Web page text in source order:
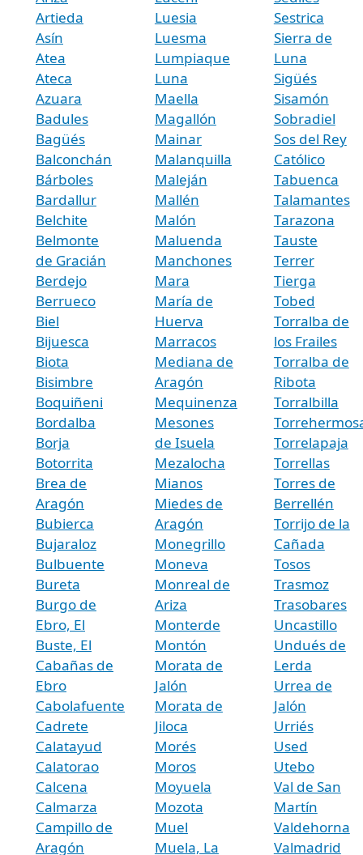
Artieda
Asín
Atea
Ateca
Azuara
Badules
Bagüés
Balconchán
Bárboles
Bardallur
Belchite
Belmonte
de Gracián
Berdejo
Berrueco
Biel
Bijuesca
Biota
Bisimbre
Boquiñeni
Bordalba
Borja
Botorrita
Brea de
Aragón
Bubierca
Bujaraloz
Bulbuente
Bureta
Burgo de
Ebro, El
Buste, El
Cabañas de
Ebro
Cabolafuente
Cadrete
Calatayud
Calatorao
Calcena
Calmarza
Campillo de
Aragón
Luesia
Luesma
Lumpiaque
Luna
Maella
Magallón
Mainar
Malanquilla
Maleján
Mallén
Malón
Maluenda
Manchones
Mara
María de
Huerva
Marracos
Mediana de
Aragón
Mequinenza
Mesones
de Isuela
Mezalocha
Mianos
Miedes de
Aragón
Monegrillo
Moneva
Monreal de
Ariza
Monterde
Montón
Morata de
Jalón
Morata de
Jiloca
Morés
Moros
Moyuela
Mozota
Muel
Muela, La
Sestrica
Sierra de
Luna
Sigüés
Sisamón
Sobradiel
Sos del Rey
Católico
Tabuenca
Talamantes
Tarazona
Tauste
Terrer
Tierga
Tobed
Torralba de
los Frailes
Torralba de
Ribota
Torralbilla
Torrelapaja
Torrellas
Torres de
Berrellén
Torrijo de la
Cañada
Tosos
Trasmoz
Trasobares
Uncastillo
Undués de
Lerda
Urrea de
Jalón
Urriés
Used
Utebo
Val de San
Martín
Valdehorna
Valmadrid